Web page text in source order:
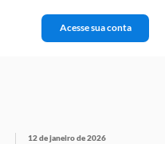
Acesse sua conta
12 de janeiro de 2026